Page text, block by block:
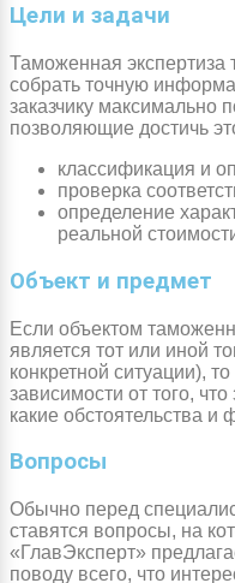
Цели и задачи
Таможенная экспертиза
собрать точную
заказчику максимально
позволяющие достичь
классификация и
проверка
определение
реальной
Объект и предмет
Если объектом
является тот или иной
конкретной ситуации),
зависимости от того,
какие обстоятельства и
Вопросы
Обычно перед
ставятся вопросы, на
«ГлавЭксперт»
поводу всего, что